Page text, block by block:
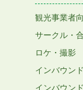
観光事業者
サークル・
ロケ・撮影
インバウン
インバウン